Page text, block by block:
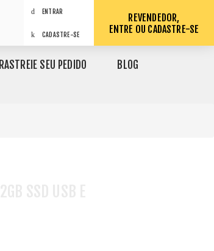
ENTRAR
CADASTRE-SE
REVENDEDOR,
ENTRE OU CADASTRE-SE
RASTREIE SEU PEDIDO BLOG